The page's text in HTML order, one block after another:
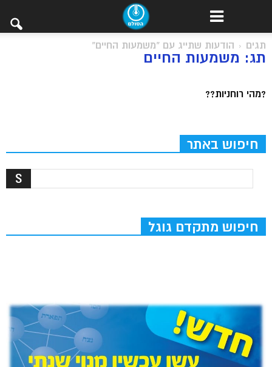
תגים הודעות שתייג עם "משמעות החיים"
תג: משמעות החיים
?מהי רוחניות??
חיפוש באתר
חיפוש מתקדם גוגל